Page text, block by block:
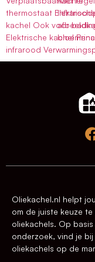
thermostaat Elektrische
kachel Ook voor
Elektrische kachel
infrarood
Oliekachel.nl helpt
om de juiste keuze te
oliekachels. Op
onderzoek, vind je
oliekachels op de